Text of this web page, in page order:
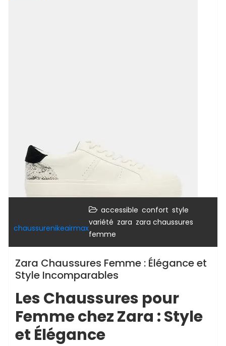
chaussurenikeairmax
accessible confort style
variété zara zara chaussures
femme
Zara Chaussures Femme : Élégance et
Style Incomparables
Les Chaussures pour
Femme chez Zara : Style
et Élégance